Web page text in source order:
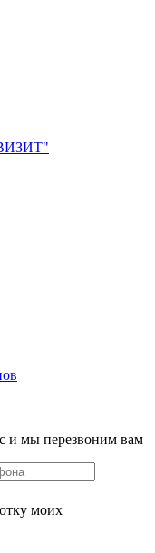
и мы перезвоним вам
моих